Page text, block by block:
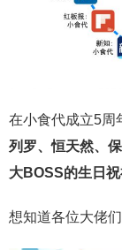
在小食代成立5周
列罗、恒天然、
大BOSS的生日
想知道各位大佬